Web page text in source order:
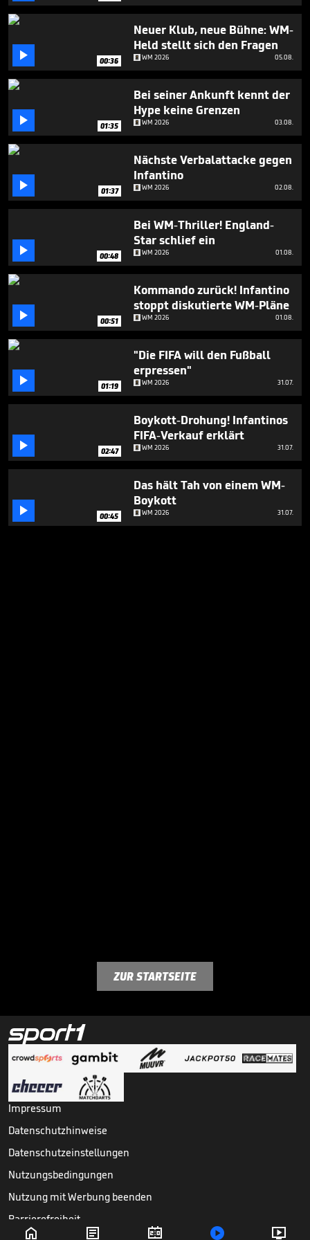
seconds
 00:36
Neuer Klub, neue Bühne: WM-
Held stellt sich den Fragen
WM 2026 05.08.
 01:35
Bei seiner Ankunft kennt der
Hype keine Grenzen
WM 2026 03.08.
 01:37
Nächste Verbalattacke gegen
Infantino
WM 2026 02.08.
 00:48
Bei WM-Thriller! England-
Star schlief ein
WM 2026 01.08.
 00:51
Kommando zurück! Infantino
stoppt diskutierte WM-Pläne
WM 2026 01.08.
 01:19
"Die FIFA will den Fußball
erpressen"
WM 2026 31.07.
 02:47
Boykott-Drohung! Infantinos
FIFA-Verkauf erklärt
WM 2026 31.07.
 00:45
Das hält Tah von einem WM-
Boykott
WM 2026 31.07.
    
ZUR STARTSEITE
Impressum
Datenschutzhinweise
Datenschutzeinstellungen
Nutzungsbedingungen
Nutzung mit Werbung beenden
Barrierefreiheit